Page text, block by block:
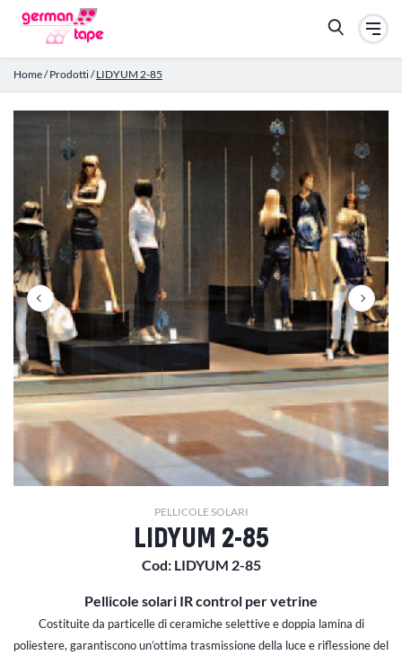
Home/Prodotti/LIDYUM 2-85
PELLICOLE SOLARI
LIDYUM 2-85
Cod: LIDYUM 2-85
Pellicole solari IR control per vetrine
Costituite da particelle di ceramiche selettive e doppia lamina di
poliestere, garantiscono un’ottima trasmissione della luce e riflessione del